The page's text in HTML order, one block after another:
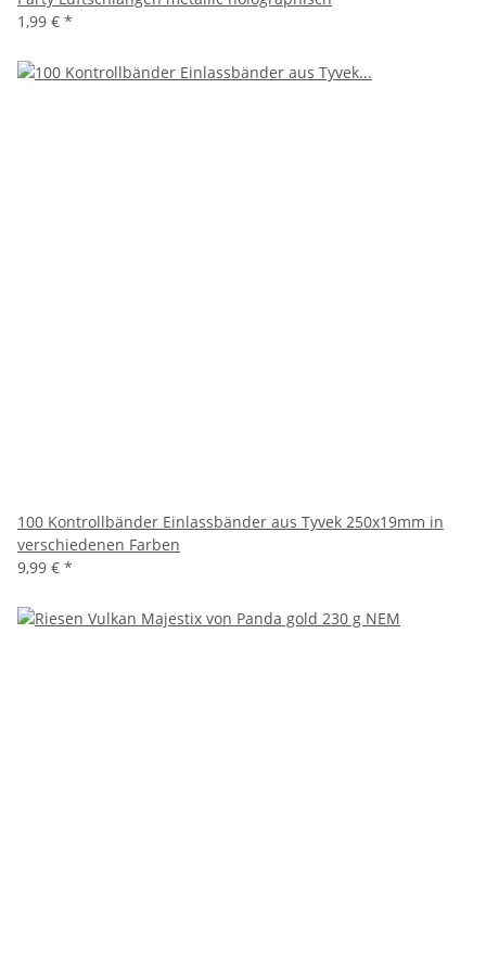
1,99 € *
100 Kontrollbänder Einlassbänder aus Tyvek 250x19mm in
verschiedenen Farben
9,99 € *